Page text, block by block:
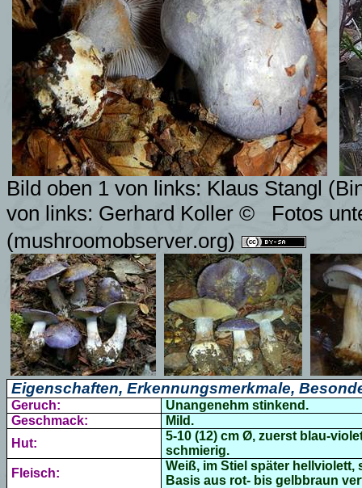
Bild oben 1 von links: Klaus Stangl
von links: Gerhard Koller ©
Fotos
(mushroomobserver.org)
Eigenschaften, Erkennungsmerkmale,
Geruch:
Unangenehm stinkend.
Geschmack:
Mild.
Hut:
5-10 (12) cm Ø, zuerst blau-
schmierig.
Fleisch:
Weiß, im Stiel später hellviolett,
Basis aus rot- bis gelbbraun